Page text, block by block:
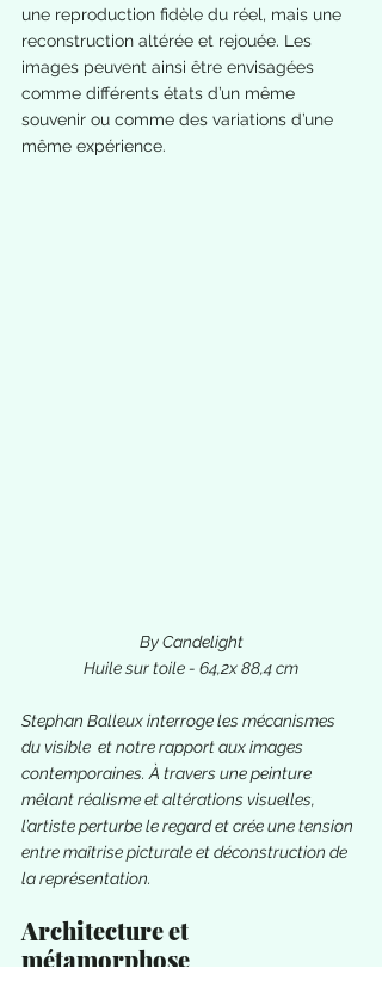
une reproduction fidèle du réel, mais une
reconstruction altérée et rejouée. Les
images peuvent ainsi être envisagées
comme différents états d’un même
souvenir ou comme des variations d’une
même expérience.
By Candelight
Huile sur toile - 64,2x 88,4 cm
Stephan Balleux interroge les mécanismes
du visible  et notre rapport aux images
contemporaines. À travers une peinture
mêlant réalisme et altérations visuelles,
l’artiste perturbe le regard et crée une tension
entre maîtrise picturale et déconstruction de
la représentation.
Architecture et
métamorphose